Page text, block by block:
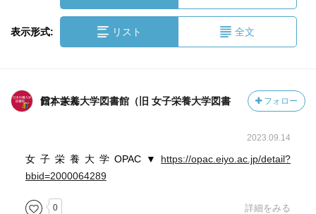
表示形式: リスト 全文
日本栄養大学図書館（旧 女子栄養大学図書館）さん フォロー
2023.09.14
女子栄養大学OPAC▼ https://opac.eiyo.ac.jp/detail?
bbid=2000064289
0 詳細をみる